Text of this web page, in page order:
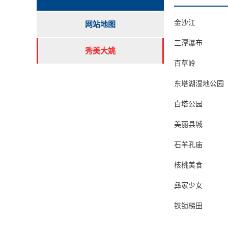
网站地图
秀美大姚
金沙江
三潭瀑布
百草岭
东塔湖湿地公园
白塔公园
美丽县城
石羊孔庙
核桃美食
彝家少女
铁锁梯田